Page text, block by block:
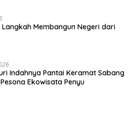
Langkah Membangun Negeri dari
Indahnya Pantai Keramat Sabang
Ekowisata Penyu